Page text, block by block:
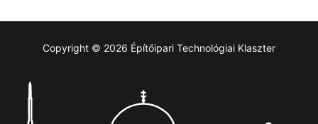
Copyright © 2026 Építőipari Technológiai Klaszter